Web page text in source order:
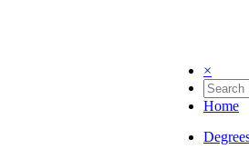
×
Home